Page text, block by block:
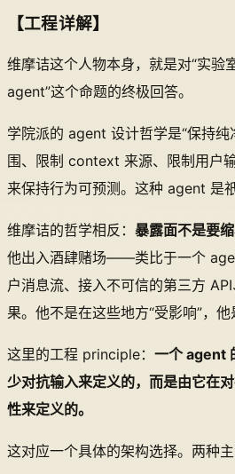
【工程详解】
维摩诘这个人物本身，就是对“实验
agent”这个命题的终极回答。
学院派的 agent 设计哲学是“保持
围、限制 context 来源、限制用户
来保持行为可预测。这种 agent 是
维摩诘的哲学相反： 暴露面不是要
他出入酒肆赌场——类比于一个
户消息流、接入不可信的第三方
果。他不是在这些地方“受影响”，他
这里的工程 principle： 一个 agent
少对抗输入来定义的，而是由它在
性来定义的。
这对应一个具体的架构选择。两种